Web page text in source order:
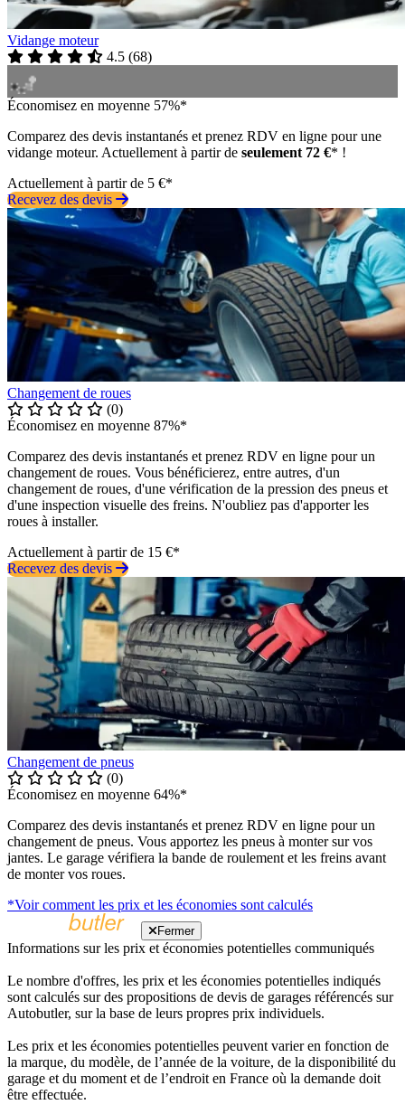
Vidange moteur
4.5 (68)
Économisez en moyenne 57%*
Comparez des devis instantanés et prenez RDV en ligne pour une
vidange moteur. Actuellement à partir de seulement 72 €* !
Actuellement à partir de 5 €*
Recevez des devis
Changement de roues
(0)
Économisez en moyenne 87%*
Comparez des devis instantanés et prenez RDV en ligne pour un
changement de roues. Vous bénéficierez, entre autres, d'un
changement de roues, d'une vérification de la pression des pneus et
d'une inspection visuelle des freins. N'oubliez pas d'apporter les
roues à installer.
Actuellement à partir de 15 €*
Recevez des devis
Changement de pneus
(0)
Économisez en moyenne 64%*
Comparez des devis instantanés et prenez RDV en ligne pour un
changement de pneus. Vous apportez les pneus à monter sur vos
jantes. Le garage vérifiera la bande de roulement et les freins avant
de monter vos roues.
*Voir comment les prix et les économies sont calculés
Fermer
Informations sur les prix et économies potentielles communiqués
Le nombre d'offres, les prix et les économies potentielles indiqués
sont calculés sur des propositions de devis de garages référencés sur
Autobutler, sur la base de leurs propres prix individuels.
Les prix et les économies potentielles peuvent varier en fonction de
la marque, du modèle, de l’année de la voiture, de la disponibilité du
garage et du moment et de l’endroit en France où la demande doit
être effectuée.